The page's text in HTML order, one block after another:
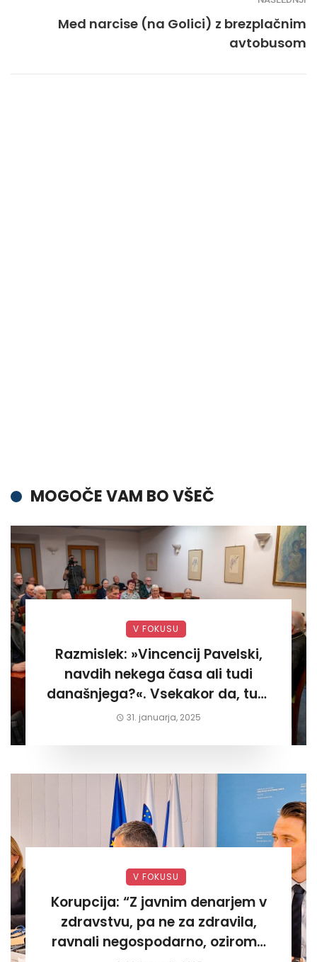
Med narcise (na Golici) z brezplačnim
avtobusom
MOGOČE VAM BO VŠEČ
V FOKUSU
Razmislek: »Vincencij Pavelski,
navdih nekega časa ali tudi
današnjega?«. Vsekakor da, tudi
današnjega«
31. januarja, 2025
V FOKUSU
Korupcija: “Z javnim denarjem v
zdravstvu, pa ne za zdravila,
ravnali negospodarno, oziroma